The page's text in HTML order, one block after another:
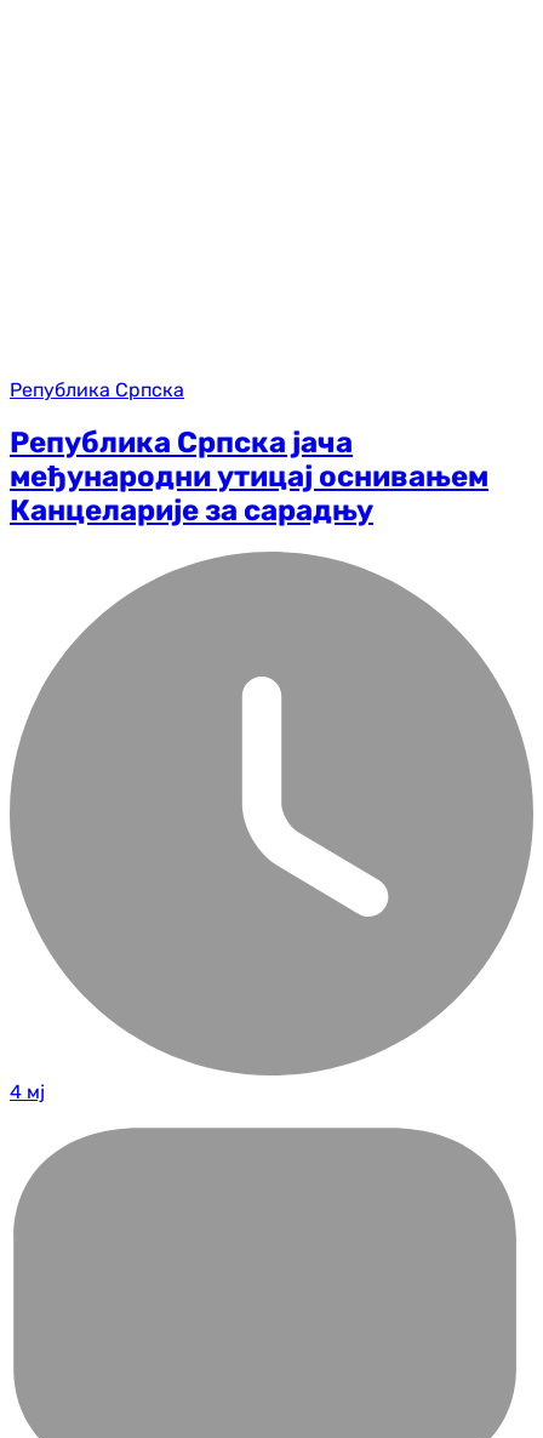
Република Српска
Република Српска јача
међународни утицај оснивањем
Канцеларије за сарадњу
4 мј